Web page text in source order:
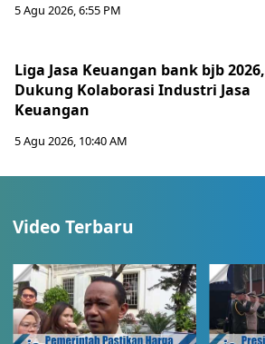
5 Agu 2026, 6:55 PM
Liga Jasa Keuangan bank bjb 2026,
Dukung Kolaborasi Industri Jasa
Keuangan
5 Agu 2026, 10:40 AM
Video Terbaru